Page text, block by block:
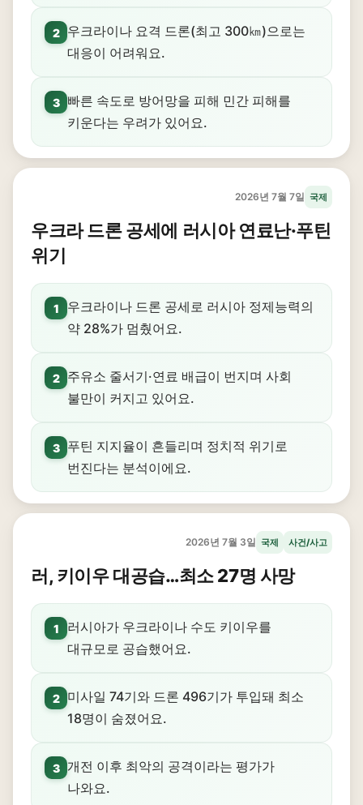
2
우크라이나 요격 드론(최고 300㎞)으로는
대응이 어려워요.
3
빠른 속도로 방어망을 피해 민간 피해를
키운다는 우려가 있어요.
2026년 7월 7일 국제
우크라 드론 공세에 러시아 연료난·푸틴
위기
1
우크라이나 드론 공세로 러시아 정제능력의
약 28%가 멈췄어요.
2
주유소 줄서기·연료 배급이 번지며 사회
불만이 커지고 있어요.
3
푸틴 지지율이 흔들리며 정치적 위기로
번진다는 분석이에요.
2026년 7월 3일 국제 사건/사고
러, 키이우 대공습…최소 27명 사망
1
러시아가 우크라이나 수도 키이우를
대규모로 공습했어요.
2
미사일 74기와 드론 496기가 투입돼 최소
18명이 숨졌어요.
3 개전 이후 최악의 공격이라는 평가가
나와요.